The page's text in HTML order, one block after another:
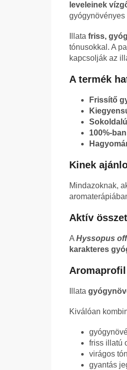
leveleinek
Illata friss,
tónusokkal. A
kapcsolják az
A termék
Frissítő
100%-
Kinek
Mindazoknak,
Aktív
A Hyssopus
karakteres
Illata
Kiválóan
friss illatú
virágos
gyantás